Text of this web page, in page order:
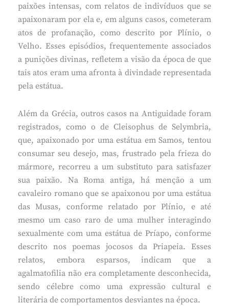
paixões intensas, com relatos de indivíduos que se
apaixonaram por ela e, em alguns casos, cometeram
atos de profanação, como descrito por Plínio, o
Velho. Esses episódios, frequentemente associados
a punições divinas, refletem a visão da época de que
tais atos eram uma afronta à divindade representada
pela estátua.
Além da Grécia, outros casos na Antiguidade foram
registrados, como o de Cleisophus de Selymbria,
que, apaixonado por uma estátua em Samos, tentou
consumar seu desejo, mas, frustrado pela frieza do
mármore, recorreu a um substituto para satisfazer
sua paixão. Na Roma antiga, há menção a um
cavaleiro romano que se apaixonou por uma estátua
das Musas, conforme relatado por Plínio, e até
mesmo um caso raro de uma mulher interagindo
sexualmente com uma estátua de Príapo, conforme
descrito nos poemas jocosos da Priapeia. Esses
relatos, embora esparsos, indicam que a
agalmatofilia não era completamente desconhecida,
sendo célebre como uma expressão cultural e
literária de comportamentos desviantes na época.